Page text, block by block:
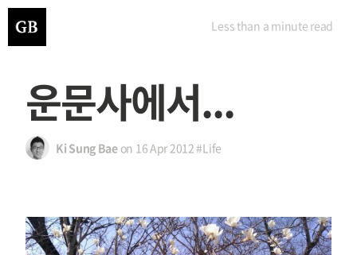
운문사에서...
Ki Sung Baeon 16 Apr 2012#Life
Less than a minute read